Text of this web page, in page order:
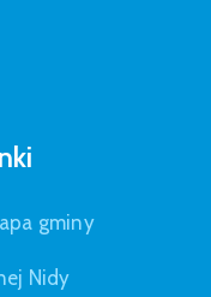
gminy
Nidy